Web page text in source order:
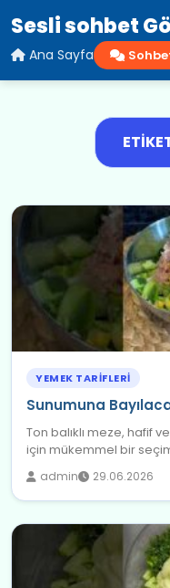
Sesli sohbet
Ana Sayfa
YEMEK TARIFLERI
Sunumuna
Ton balıklı meze, hafif
için mükemmel bir
admin 29.06.2026